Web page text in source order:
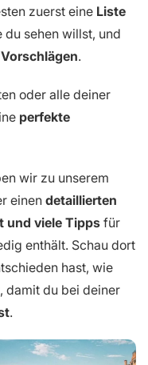
zuerst eine Liste
du sehen willst, und
.
oder alle deiner
perfekte
wir zu unserem
einen detaillierten
und viele Tipps für
enthält. Schau dort
hast, wie
damit du bei deiner
.